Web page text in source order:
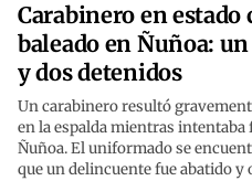
Carabinero en
baleado en Ñuñoa:
y dos detenidos
Un carabinero resultó
en la espalda mientras
Ñuñoa. El uniformado se
que un delincuente fue abatido